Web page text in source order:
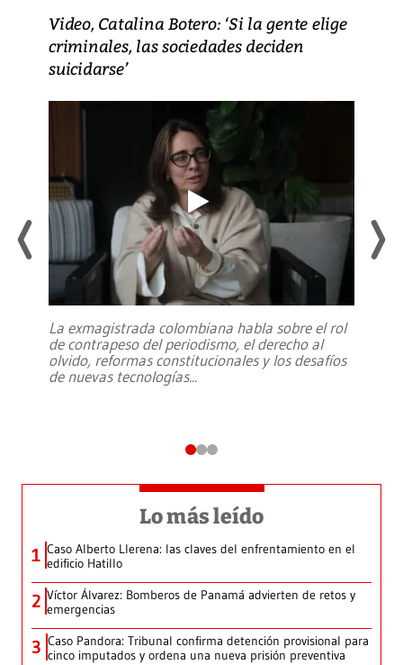
Video, Catalina Botero: ‘Si la gente elige
criminales, las sociedades deciden
suicidarse’
La exmagistrada colombiana habla sobre el rol
de contrapeso del periodismo, el derecho al
olvido, reformas constitucionales y los desafíos
de nuevas tecnologías...
Lo más leído
1 Caso Alberto Llerena: las claves del enfrentamiento en el
edificio Hatillo
2 Víctor Álvarez: Bomberos de Panamá advierten de retos y
emergencias
3 Caso Pandora: Tribunal confirma detención provisional para
cinco imputados y ordena una nueva prisión preventiva